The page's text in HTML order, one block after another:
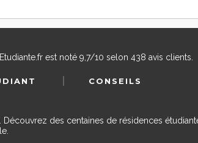
est noté 9,7/10 selon 438 avis clients.
CONSEILS
des centaines de résidences